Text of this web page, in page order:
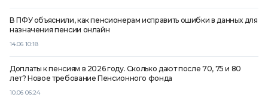
14.06 10:18
В ПФУ объяснили, как пенсионерам исправить ошибки в данных для
назначения пенсии онлайн
10.06 06:24
Доплаты к пенсиям в 2026 году. Сколько дают после 70, 75 и 80
лет? Новое требование Пенсионного фонда